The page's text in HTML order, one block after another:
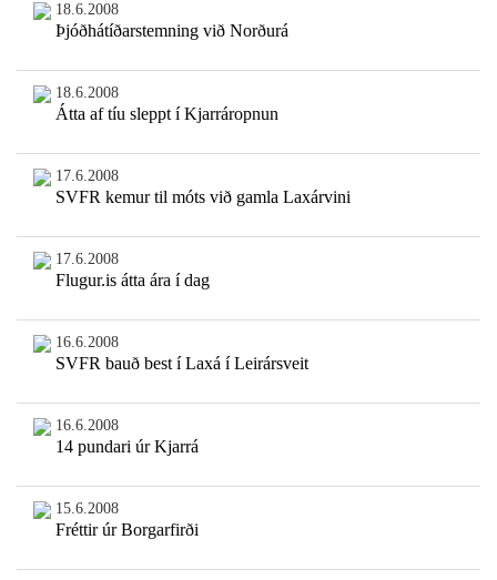
18.6.2008
Þjóðhátíðarstemning við Norðurá
18.6.2008
Átta af tíu sleppt í Kjarráropnun
17.6.2008
SVFR kemur til móts við gamla Laxárvini
17.6.2008
Flugur.is átta ára í dag
16.6.2008
SVFR bauð best í Laxá í Leirársveit
16.6.2008
14 pundari úr Kjarrá
15.6.2008
Fréttir úr Borgarfirði